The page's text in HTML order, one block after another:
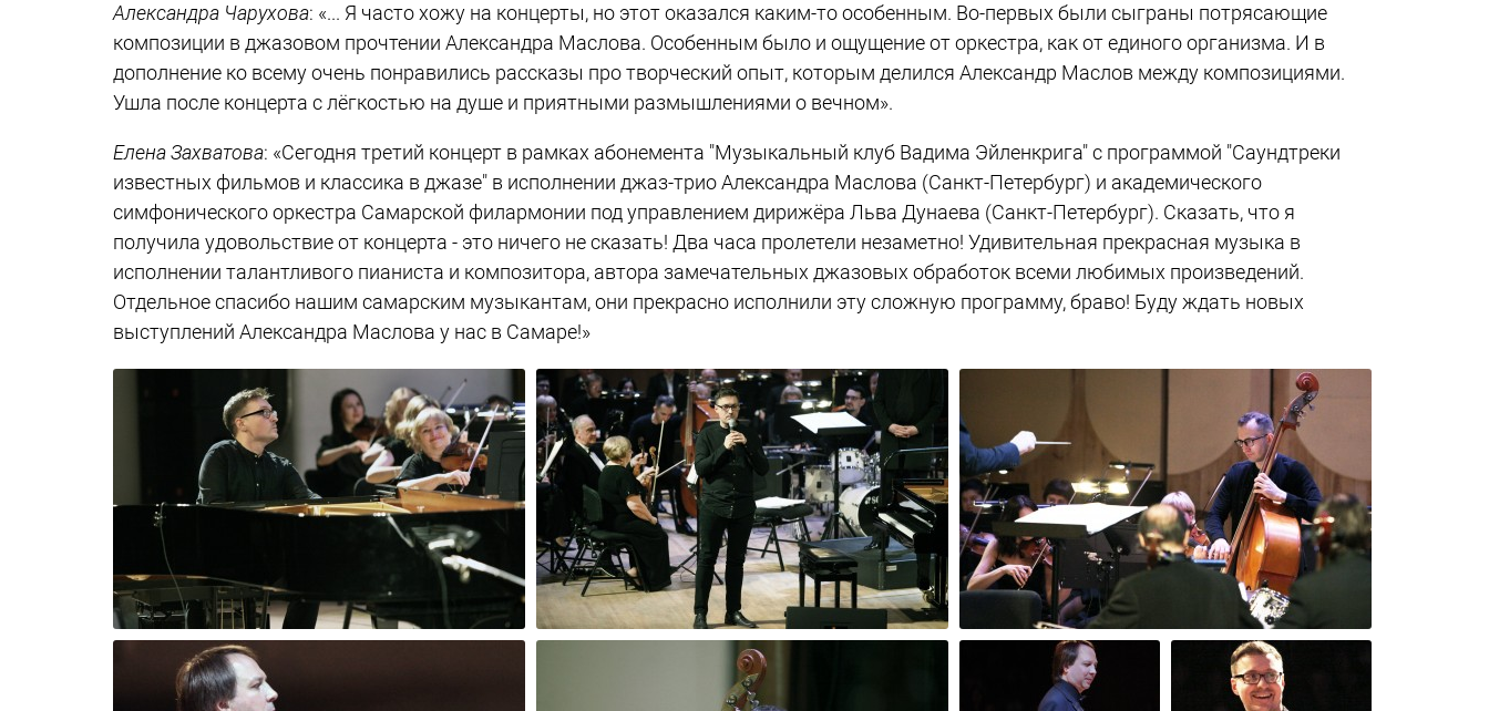
Александра Чарухова: «... Я часто хожу на концерты, но этот оказался каким-то особенным. Во-первых были сыграны потрясающие
композиции в джазовом прочтении Александра Маслова. Особенным было и ощущение от оркестра, как от единого организма. И в
дополнение ко всему очень понравились рассказы про творческий опыт, которым делился Александр Маслов между композициями.
Ушла после концерта с лёгкостью на душе и приятными размышлениями о вечном».
Елена Захватова: «Сегодня третий концерт в рамках абонемента "Музыкальный клуб Вадима Эйленкрига" с программой "Саундтреки
известных фильмов и классика в джазе" в исполнении джаз-трио Александра Маслова (Санкт-Петербург) и академического
симфонического оркестра Самарской филармонии под управлением дирижёра Льва Дунаева (Санкт-Петербург). Сказать, что я
получила удовольствие от концерта - это ничего не сказать! Два часа пролетели незаметно! Удивительная прекрасная музыка в
исполнении талантливого пианиста и композитора, автора замечательных джазовых обработок всеми любимых произведений.
Отдельное спасибо нашим самарским музыкантам, они прекрасно исполнили эту сложную программу, браво! Буду ждать новых
выступлений Александра Маслова у нас в Самаре!»